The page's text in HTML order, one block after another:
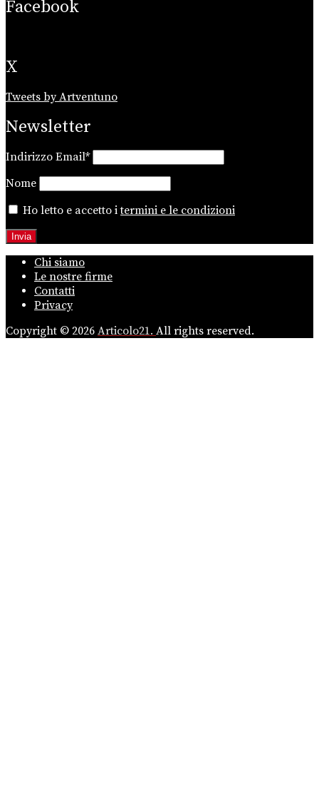
Facebook
X
Tweets by Artventuno
Newsletter
Indirizzo Email*
Nome
Ho letto e accetto itermini e le condizioni
Chi siamo
Le nostre firme
Contatti
Privacy
Copyright © 2026 Articolo21. All rights reserved.